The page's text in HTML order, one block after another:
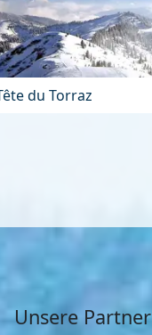
du Torraz
Unsere Partner